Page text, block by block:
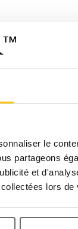
le
partageons
et
lors